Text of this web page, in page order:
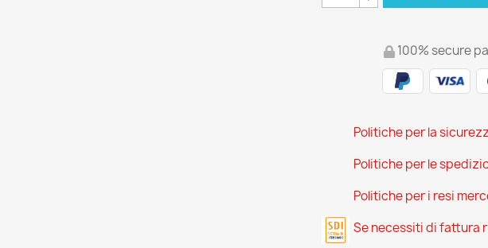
100% secure
Politiche per la
Politiche per le
Politiche per i resi
Se necessiti di fattura